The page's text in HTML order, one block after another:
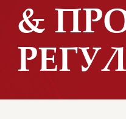
&